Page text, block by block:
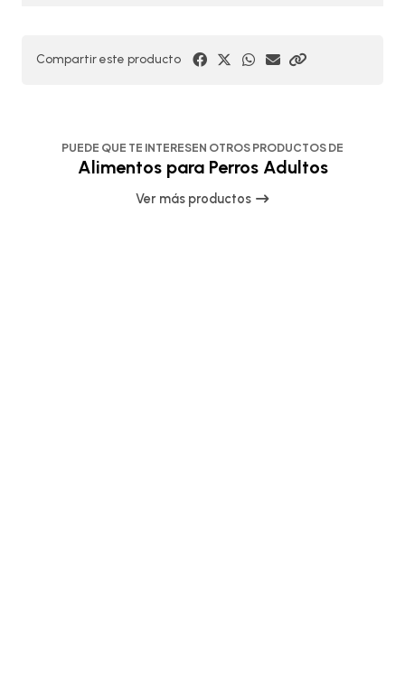
Compartir este producto
PUEDE QUE TE INTERESEN OTROS PRODUCTOS DE
Alimentos para Perros Adultos
Ver más productos